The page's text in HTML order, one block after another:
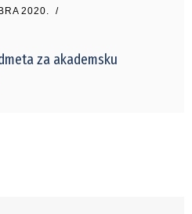
2020.
za akademsku